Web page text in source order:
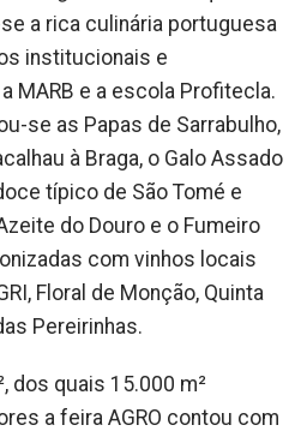
a rica culinária portuguesa
institucionais e
MARB e a escola Profitecla.
se as Papas de Sarrabulho,
à Braga, o Galo Assado
típico de São Tomé e
do Douro e o Fumeiro
com vinhos locais
Floral de Monção, Quinta
Pereirinhas.
dos quais 15.000 m²
a feira AGRO contou com